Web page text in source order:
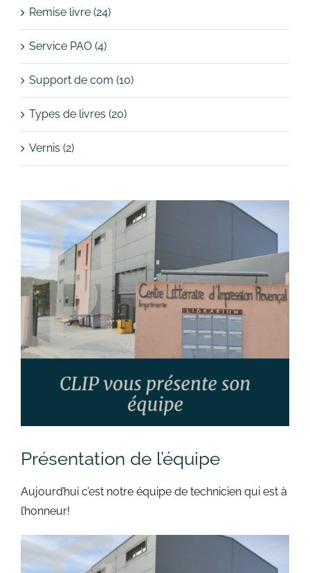
Voir
l'image
agrandie
Présentation de l’équipe
Aujourd’hui c’est notre équipe de technicien qui est à
l’honneur!
Lecteur
vidéo
Remise livre (24)
Service PAO (4)
Support de com (10)
Types de livres (20)
Vernis (2)